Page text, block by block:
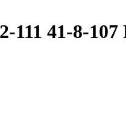
41-8-